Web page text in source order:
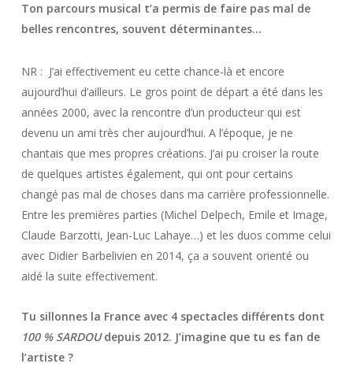
Ton parcours musical t’a permis de faire pas mal de
belles rencontres, souvent déterminantes…
NR : J’ai effectivement eu cette chance-là et encore
aujourd’hui d’ailleurs. Le gros point de départ a été dans les
années 2000, avec la rencontre d’un producteur qui est
devenu un ami très cher aujourd’hui. A l’époque, je ne
chantais que mes propres créations. J’ai pu croiser la route
de quelques artistes également, qui ont pour certains
changé pas mal de choses dans ma carrière professionnelle.
Entre les premières parties (Michel Delpech, Emile et Image,
Claude Barzotti, Jean-Luc Lahaye…) et les duos comme celui
avec Didier Barbelivien en 2014, ça a souvent orienté ou
aidé la suite effectivement.
Tu sillonnes la France avec 4 spectacles différents dont
100 % SARDOUdepuis 2012. J’imagine que tu es fan de
l’artiste ?